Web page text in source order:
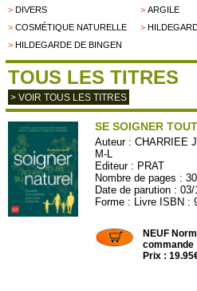
> DIVERS >ARGILE
> COSMÉTIQUE NATURELLE >
> HILDEGARDE DE BINGEN
TOUS LES TITRES
> VOIR TOUS LES TITRES
SE SOIGNER
Auteur :CHARRIEE
M-L
Editeur : PRAT
Nombre de pages :
Date de parution : 03/
Forme : Livre ISBN :
NEUF
commande
Prix :